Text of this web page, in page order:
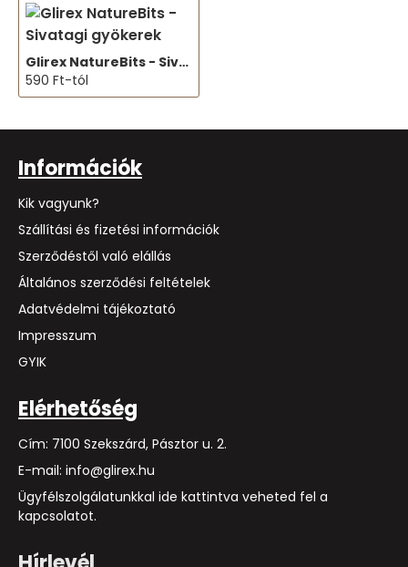
Glirex NatureBits - Sivatagi gyökerek
590 Ft-tól
Információk
Kik vagyunk?
Szállítási és fizetési információk
Szerződéstől való elállás
Általános szerződési feltételek
Adatvédelmi tájékoztató
Impresszum
GYIK
Elérhetőség
Cím: 7100 Szekszárd, Pásztor u. 2.
E-mail: info@glirex.hu
Ügyfélszolgálatunkkal ide kattintva veheted fel a
kapcsolatot.